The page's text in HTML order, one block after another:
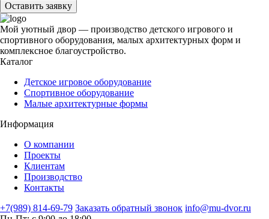
Оставить заявку
Мой уютный двор — производство детского игрового и
спортивного оборудования, малых архитектурных форм и
комплексное благоустройство.
Каталог
Детское игровое оборудование
Спортивное оборудование
Малые архитектурные формы
Информация
О компании
Проекты
Клиентам
Производство
Контакты
+7(989) 814-69-79 Заказать обратный звонок info@mu-dvor.ru